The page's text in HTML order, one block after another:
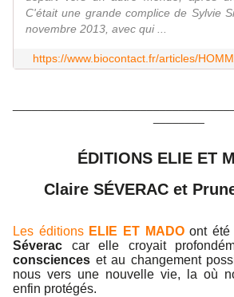
C'était une grande complice de Sylvie
novembre 2013, avec qui ...
https://www.biocontact.fr/articles/
ÉDITIONS ELIE ET
Claire SÉVERAC et
Les éditions ELIE ET MADOont été
Séverac car elle croyait
consciences et au changement
nous vers une nouvelle vie, la où
enfin protégés.